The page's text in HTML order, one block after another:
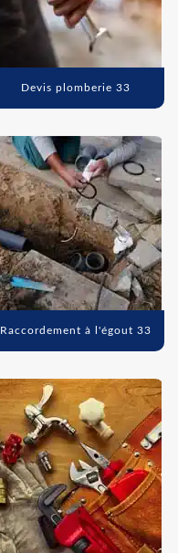
Devis plomberie 33
Raccordement à l'égout 33